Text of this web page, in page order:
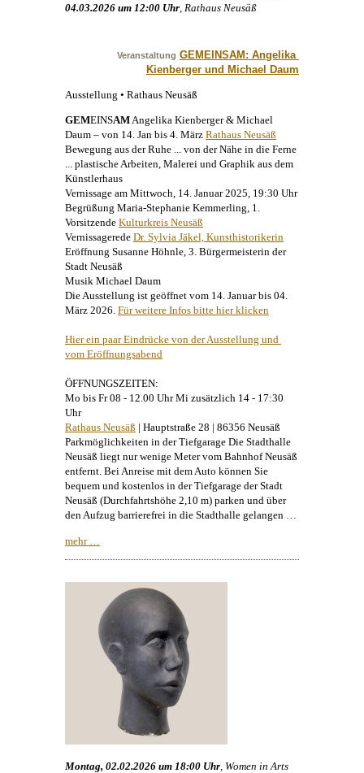
04.03.2026 um 12:00 Uhr , Rathaus Neusäß
Veranstaltung GEMEINSAM: Angelika
Kienberger und Michael Daum
Ausstellung • Rathaus Neusäß
GEMEINSAMAngelika Kienberger& Michael
Daum – von 14. Jan bis 4. März Rathaus Neusäß
Bewegung aus der Ruhe ... von der Nähe in die Ferne
... plastische Arbeiten, Malerei und Graphik aus dem
Künstlerhaus
Vernissage am Mittwoch, 14. Januar 2025, 19:30 Uhr
Begrüßung Maria-Stephanie Kemmerling, 1.
Vorsitzende Kulturkreis Neusäß
Vernissagerede Dr. Sylvia Jäkel, Kunsthistorikerin
Eröffnung Susanne Höhnle, 3. Bürgermeisterin der
Stadt Neusäß
Musik Michael Daum
Die Ausstellung ist geöffnet vom 14. Januar bis 04.
März 2026. Für weitere Infos bitte hier klicken
Hier ein paar Eindrücke von der Ausstellung und
vom Eröffnungsabend
ÖFFNUNGSZEITEN:
Mo bis Fr 08 - 12.00 Uhr Mi zusätzlich 14 - 17:30
Uhr
Rathaus Neusäß | Hauptstraße 28 | 86356 Neusäß
Parkmöglichkeiten in der Tiefgarage Die Stadthalle
Neusäß liegt nur wenige Meter vom Bahnhof Neusäß
entfernt. Bei Anreise mit dem Auto können Sie
bequem und kostenlos in der Tiefgarage der Stadt
Neusäß (Durchfahrtshöhe 2,10 m) parken und über
den Aufzug barrierefrei in die Stadthalle gelangen …
mehr …
Montag, 02.02.2026 um 18:00 Uhr , Women in Arts